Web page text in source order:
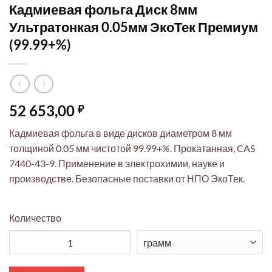
Кадмиевая фольга Диск 8мм
Ультратонкая 0.05мм ЭкоТек Премиум
(99.99+%)
52 653,00 ₽
Кадмиевая фольга в виде дисков диаметром 8 мм
толщиной 0.05 мм чистотой 99.99+%. Прокатанная, CAS
7440-43-9. Применение в электрохимии, науке и
производстве. Безопасные поставки от НПО ЭкоТек.
Количество